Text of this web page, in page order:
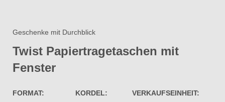
Geschenke mit Durchblick
Twist Papiertragetaschen mit
Fenster​
FORMAT: KORDEL: VERKAUFSEINHEIT: